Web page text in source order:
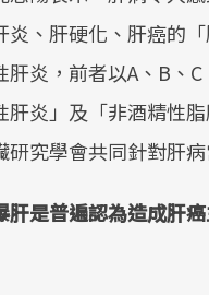
炎、肝硬化、肝癌的
炎，前者以A、B、
肝炎」及「非酒精性
究學會共同針對肝
是普遍認為造成肝癌